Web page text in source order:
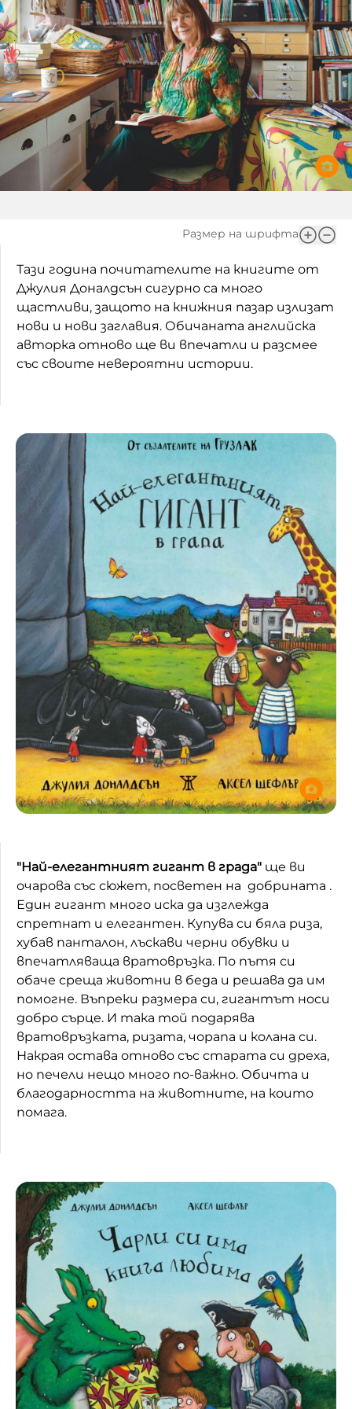
Фантазирай
Приказки
История на изкуството
Музикална кутийка
От соул до рокендрол
Междучасие
Златната ябълка
Непознатите думи
Като Айнщайн
До ре ми
Игри
Кои сме ние?
За вас, родители
БНР
БНР Новини
Архивен фонд на БНР
Размер на шрифта
Тази година почитателите на книгите от
Джулия Доналдсън сигурно са много
щастливи, защото на книжния пазар излизат
нови и нови заглавия. Обичаната английска
авторка отново ще ви впечатли и разсмее
със своите невероятни истории.
"Най-елегантният гигант в града" ще ви
очарова със сюжет, посветен на добрината .
Един гигант много иска да изглежда
спретнат и елегантен. Купува си бяла риза,
хубав панталон, лъскави черни обувки и
впечатляваща вратовръзка. По пътя си
обаче среща животни в беда и решава да им
помогне. Въпреки размера си, гигантът носи
добро сърце. И така той подарява
вратовръзката, ризата, чорапа и колана си.
Накрая остава отново със старата си дреха,
но печели нещо много по-важно. Обичта и
благодарността на животните, на които
помага.